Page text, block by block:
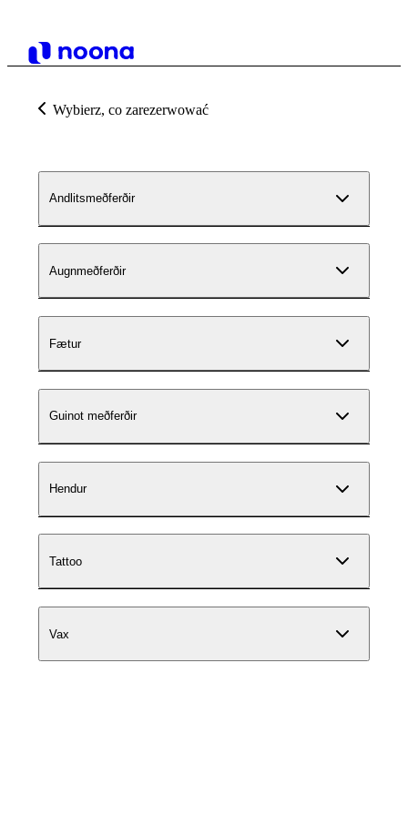
Wybierz, co zarezerwować
Andlitsmeðferðir
Augnmeðferðir
Fætur
Guinot meðferðir
Hendur
Tattoo
Vax